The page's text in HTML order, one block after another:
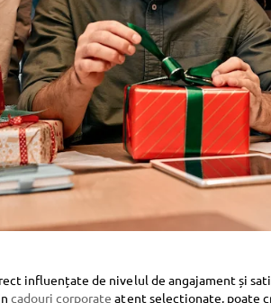
influențate de nivelul de angajament și
cadouri corporate atent selecționate, poate